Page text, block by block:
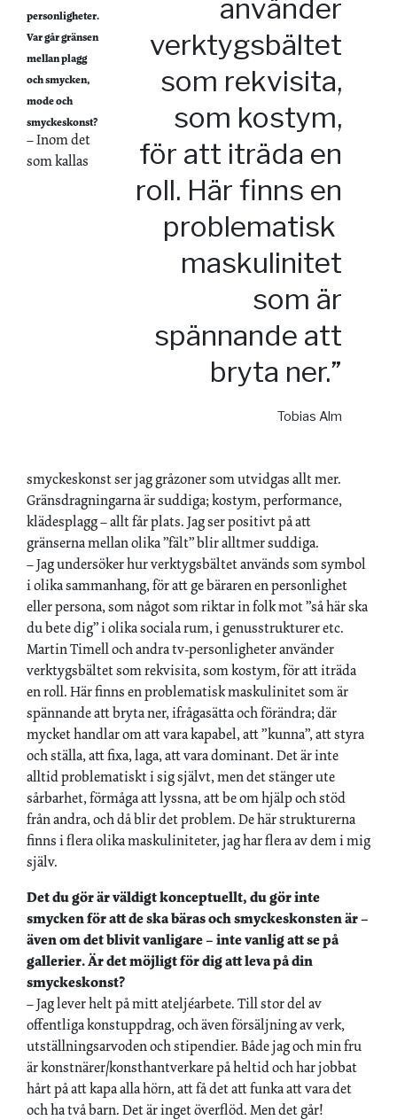
använder
verktygsbältet
som rekvisita,
som kostym,
för att iträda en
roll. Här finns en
­problematisk
maskulinitet
som är
spännande att
bryta ner.”
Tobias Alm
personligheter.
Var går gränsen
mellan plagg
och smycken,
mode och
smyckeskonst?
– Inom det
som kallas
smyckeskonst ser jag gråzoner som utvidgas allt mer.
Gränsdragningarna är suddiga; kostym, performance,
klädesplagg – allt får plats. Jag ser positivt på att
gränserna mellan olika ”fält” blir alltmer suddiga.
– Jag undersöker hur verktygsbältet används som symbol
i olika sammanhang, för att ge bäraren en personlighet
eller persona, som något som riktar in folk mot ”så här ska
du bete dig” i olika sociala rum, i genusstrukturer etc.
Martin Timell och andra tv-personligheter använder
verktygsbältet som rekvisita, som kostym, för att iträda
en roll. Här finns en problematisk maskulinitet som är
spännande att bryta ner, ifrågasätta och förändra; där
mycket handlar om att vara kapabel, att ”kunna”, att styra
och ställa, att fixa, laga, att vara dominant. Det är inte
alltid problematiskt i sig självt, men det stänger ute
sårbarhet, förmåga att lyssna, att be om hjälp och stöd
från andra, och då blir det problem. De här strukturerna
finns i flera olika maskuliniteter, jag har flera av dem i mig
själv.
Det du gör är väldigt konceptuellt, du gör inte
smycken för att de ska bäras och smyckeskonsten är –
även om det blivit vanligare – inte vanlig att se på
gallerier. Är det möjligt för dig att leva på din
smyckeskonst?
– Jag lever helt på mitt ateljéarbete. Till stor del av
offentliga konstuppdrag, och även försäljning av verk,
utställningsarvoden och stipendier. Både jag och min fru
är konstnärer/konsthantverkare på heltid och har jobbat
hårt på att kapa alla hörn, att få det att funka att vara det
och ha två barn. Det är inget överflöd. Men det går!